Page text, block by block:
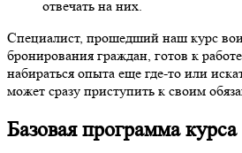
отвечать на них.
Специалист, прошедший наш курс
бронирования граждан, готов к
набираться опыта еще где-то или
может сразу приступить к своим
Базовая программа курса